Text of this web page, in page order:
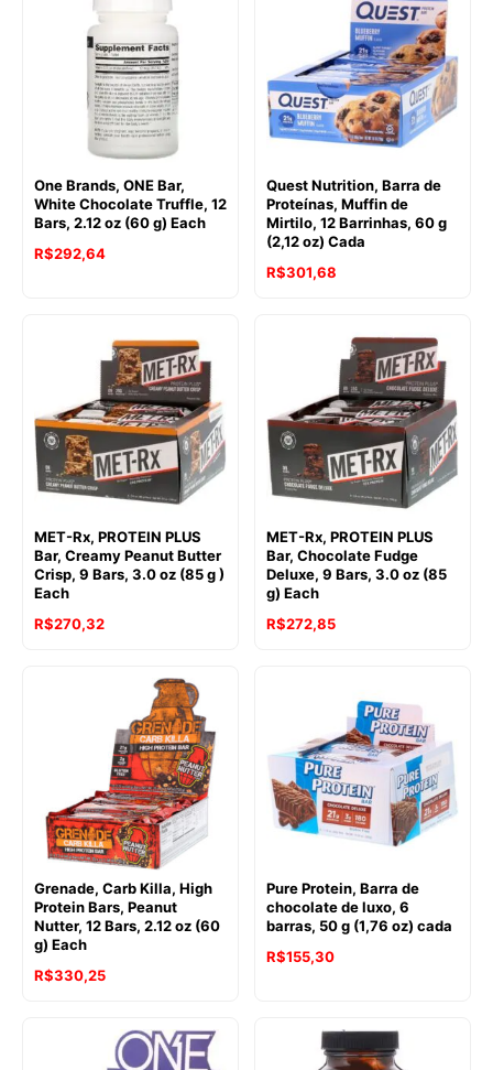
One Brands, ONE Bar,
White Chocolate Truffle, 12
Bars, 2.12 oz (60 g) Each
R$292,64
Quest Nutrition, Barra de
Proteínas, Muffin de
Mirtilo, 12 Barrinhas, 60 g
(2,12 oz) Cada
R$301,68
MET-Rx, PROTEIN PLUS
Bar, Creamy Peanut Butter
Crisp, 9 Bars, 3.0 oz (85 g )
Each
R$270,32
MET-Rx, PROTEIN PLUS
Bar, Chocolate Fudge
Deluxe, 9 Bars, 3.0 oz (85
g) Each
R$272,85
Grenade, Carb Killa, High
Protein Bars, Peanut
Nutter, 12 Bars, 2.12 oz (60
g) Each
R$330,25
Pure Protein, Barra de
chocolate de luxo, 6
barras, 50 g (1,76 oz) cada
R$155,30